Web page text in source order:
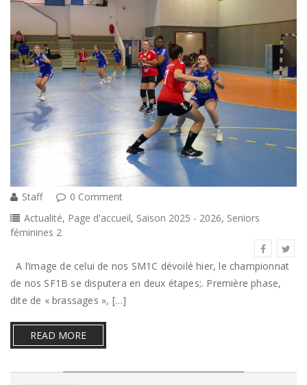
Staff
0 Comment
Actualité, Page d'accueil, Saison 2025 - 2026, Seniors
féminines 2
A l’image de celui de nos SM1C dévoilé hier, le championnat
de nos SF1B se disputera en deux étapes;. Première phase,
dite de « brassages », […]
READ MORE